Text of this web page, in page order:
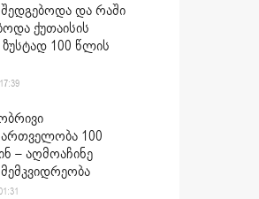
და რაში
ქუთაისის
ზუსტად 100 წლის
100
– აღმოაჩინე